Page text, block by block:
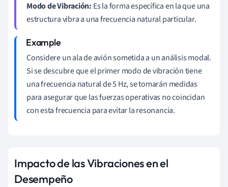
Modo de Vibración: Es la forma específica en la que una
estructura vibra a una frecuencia natural particular.
Considere un ala de avión sometida a un análisis modal.
Si se descubre que el primer modo de vibración tiene
una frecuencia natural de 5 Hz, se tomarán medidas
para asegurar que las fuerzas operativas no coincidan
con esta frecuencia para evitar la resonancia.
Impacto de las Vibraciones en el
Desempeño